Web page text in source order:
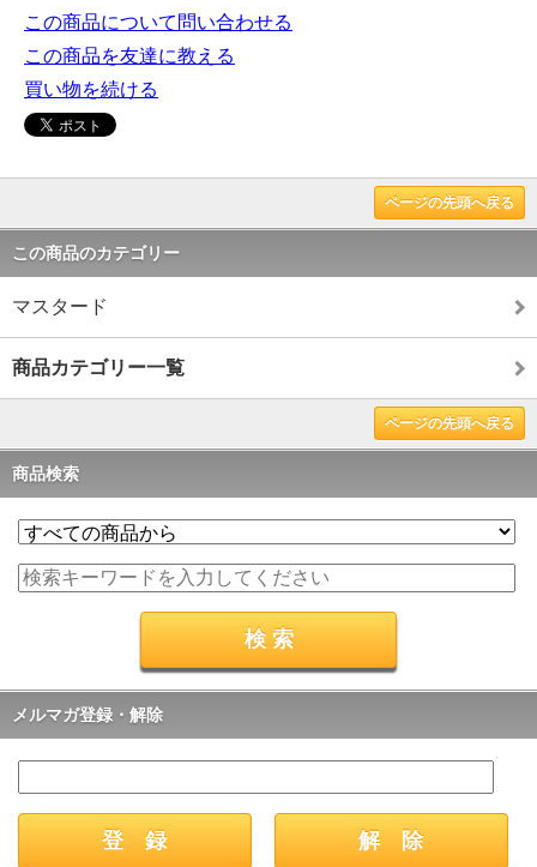
この商品について問い合わせる
この商品を友達に教える
買い物を続ける
ページの先頭へ戻る
この商品のカテゴリー
マスタード
商品カテゴリー一覧
ページの先頭へ戻る
商品検索
メルマガ登録・解除